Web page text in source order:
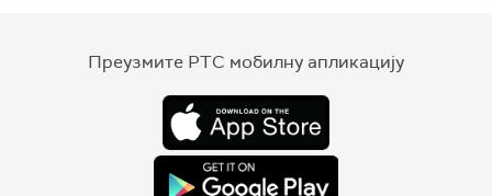
Преузмите РТС мобилну апликацију